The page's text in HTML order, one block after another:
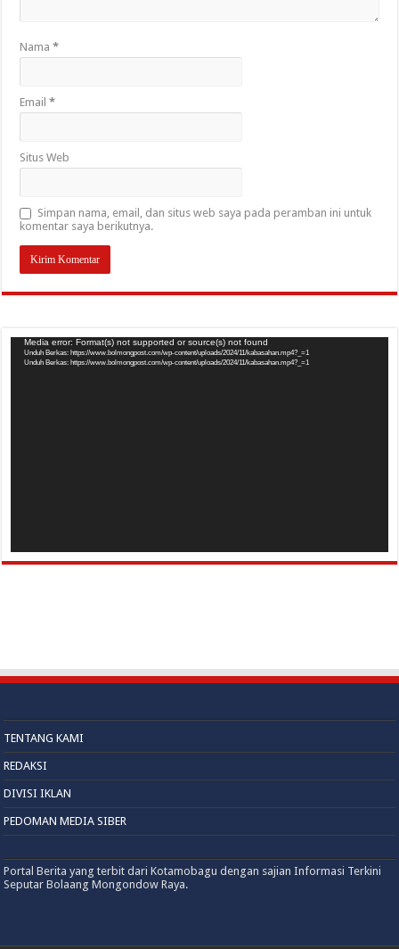
Nama*
Email*
Situs Web
Simpan nama, email, dan situs web saya pada peramban ini untuk
komentar saya berikutnya.
Pemutar
Video
Media error: Format(s) not supported or source(s) not found
Unduh Berkas: https://www.bolmongpost.com/wp-content/uploads/2024/11/kabasahan.mp4?_=1
Unduh Berkas: https://www.bolmongpost.com/wp-content/uploads/2024/11/kabasahan.mp4?_=1
TENTANG KAMI
REDAKSI
DIVISI IKLAN
PEDOMAN MEDIA SIBER
Portal Berita yang terbit dari Kotamobagu dengan sajian Informasi Terkini
Seputar Bolaang Mongondow Raya.